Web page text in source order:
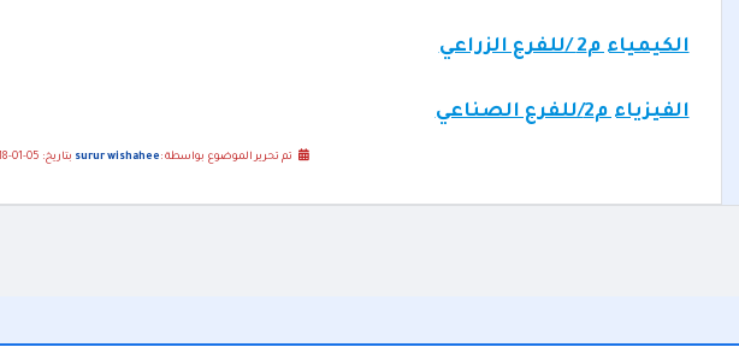
الكيمياء م2 /للفرع الزراعي
الفيزياء م2/للفرع الصناعي
تم تحرير الموضوع بواسطة : surur wishahee بتاريخ: 05-01-2018 01:29 مساءً